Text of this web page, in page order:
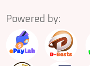
Powered by: